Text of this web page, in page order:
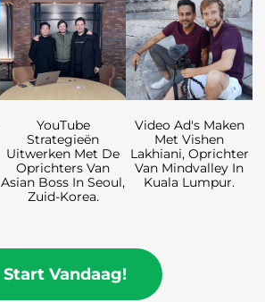
YouTube
Strategieën
Uitwerken Met De
Oprichters Van
Asian Boss In Seoul,
Zuid-Korea.
Video Ad's Maken
Met Vishen
Lakhiani, Oprichter
Van Mindvalley In
Kuala Lumpur.
Start Vandaag!